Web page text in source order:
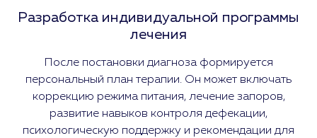
Разработка индивидуальной программы
лечения
После постановки диагноза формируется
персональный план терапии. Он может включать
коррекцию режима питания, лечение запоров,
развитие навыков контроля дефекации,
психологическую поддержку и рекомендации для